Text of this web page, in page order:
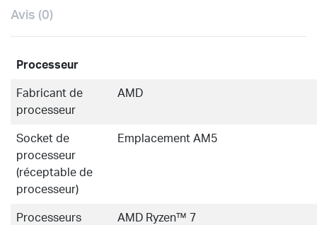
Avis (0)
Processeur
Fabricant de
processeur
AMD
Socket de
processeur
(réceptable de
processeur)
Emplacement AM5
Processeurs
AMD Ryzen™ 7